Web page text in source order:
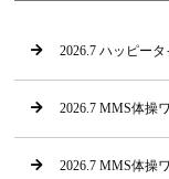
2026.7 ハッピー
2026.7 MMS体操
2026.7 MMS体操